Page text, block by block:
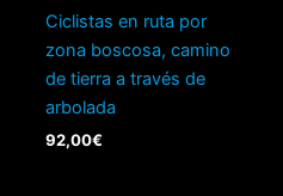
Ciclistas en ruta por
zona boscosa, camino
de tierra a través de
arbolada
92,00€